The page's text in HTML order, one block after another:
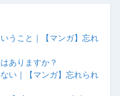
うこと｜【マンガ】忘れ
ありますか？
い｜【マンガ】忘れられ